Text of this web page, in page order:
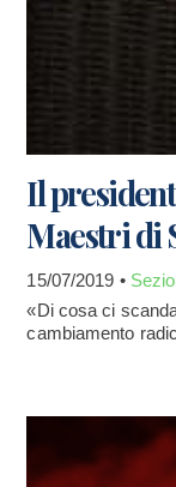
Il
Maestri di
15/07/2019 •
«Di cosa ci
cambiamento